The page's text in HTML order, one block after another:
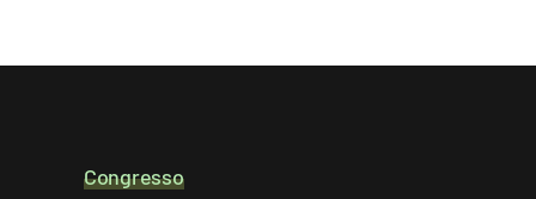
Congresso